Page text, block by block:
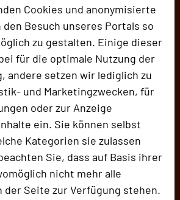
Cookies und anonymisierte
den Besuch unseres Portals so
zu gestalten. Einige dieser
für die optimale Nutzung der
andere setzen wir lediglich zu
und Marketingzwecken, für
oder zur Anzeige
ein. Sie können selbst
Kategorien sie zulassen
Sie, dass auf Basis ihrer
nicht mehr alle
Seite zur Verfügung stehen.